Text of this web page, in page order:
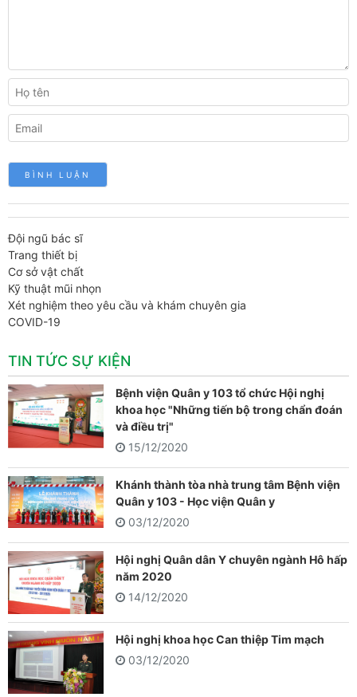
Đội ngũ bác sĩ
Trang thiết bị
Cơ sở vật chất
Kỹ thuật mũi nhọn
Xét nghiệm theo yêu cầu và khám chuyên gia
COVID-19
TIN TỨC SỰ KIỆN
Bệnh viện Quân y 103 tổ chức Hội nghị
khoa học "Những tiến bộ trong chẩn đoán
và điều trị"
15/12/2020
Khánh thành tòa nhà trung tâm Bệnh viện
Quân y 103 - Học viện Quân y
03/12/2020
Hội nghị Quân dân Y chuyên ngành Hô hấp
năm 2020
14/12/2020
Hội nghị khoa học Can thiệp Tim mạch
03/12/2020